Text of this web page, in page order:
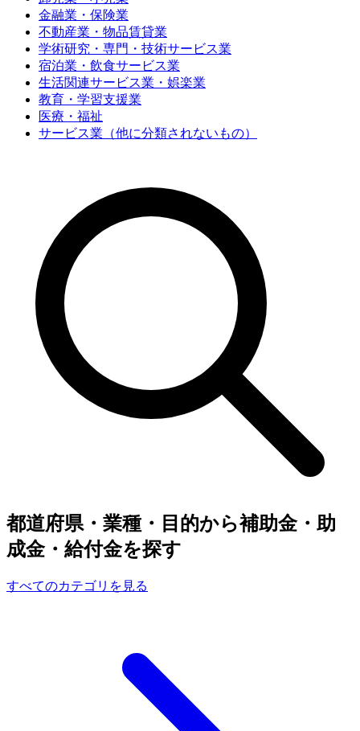
金融業・保険業
不動産業・物品賃貸業
学術研究・専門・技術サービス業
宿泊業・飲食サービス業
生活関連サービス業・娯楽業
教育・学習支援業
医療・福祉
サービス業（他に分類されないもの）
都道府県・業種・目的から補助金・助
成金・給付金を探す
すべてのカテゴリを見る